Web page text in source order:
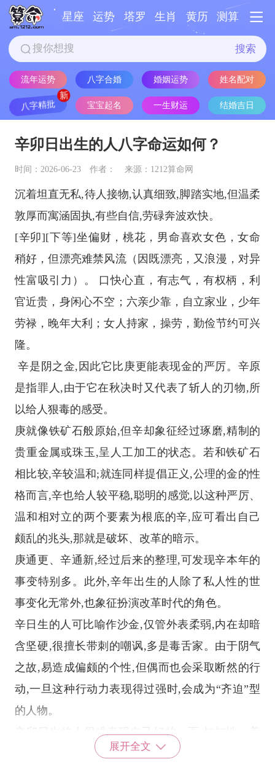
星座 运势 塔罗 生肖 黄历 测算
搜索
流年运势 八字合婚 婚姻运势 姓名配对
八字精批 宝宝起名 一生财运 结婚吉日
辛卯日出生的人八字命运如何？
时间：2026-06-23 作者： 来源：1212算命网
沉着坦直无私,待人接物,认真细致,脚踏实地,但温柔
敦厚而寓涵固执,有些自信,劳碌奔波欢快。
[辛卯][下等]坐偏财，桃花，男命喜欢女色，女命
稍好，但漂亮难禁风流（因既漂亮，又浪漫，对异
性富吸引力）。 口快心直，有志气，有权柄，利
官近贵，身闲心不空；六亲少靠，自立家业，少年
劳禄，晚年大利；女人持家，操劳，勤俭节约可兴
隆。
辛是阴之金,因此它比庚更能表现金的严厉。辛原
是指罪人,由于它在秋决时又代表了斩人的刃物,所
以给人狠毒的感受。
庚就像铁矿石般原始,但辛却象征经过琢磨,精制的
贵重金属或珠玉,呈人工加工的状态。若和铁矿石
相比较,辛较温和;就连同样提倡正义,公理的金的性
格而言,辛也给人较平稳,聪明的感觉,以这种严厉、
温和相对立的两个要素为根底的辛,应可看出自己
颇乱的兆头,那就是破坏、改革的暗示。
庚通更、辛通新,经过后来的整理,可发现辛本年的
事变特别多。此外,辛年出生的人除了私人性的世
事变化无常外,也象征扮演改革时代的角色。
辛日生的人可比喻作沙金,仅管外表柔弱,内在却暗
含坚硬,很擅长带刺的嘲讽,多是毒舌家。由于阴气
之故,易造成偏颇的个性,但偶而也会采取断然的行
动,一旦这种行动力表现得过强时,会成为“齐迫”型
的人物。
辛卯日生的人很难表现自己好的一面,如知性、美
意识或内在稳藏的坚强,运气始终衰败。 这种类型
展开全文